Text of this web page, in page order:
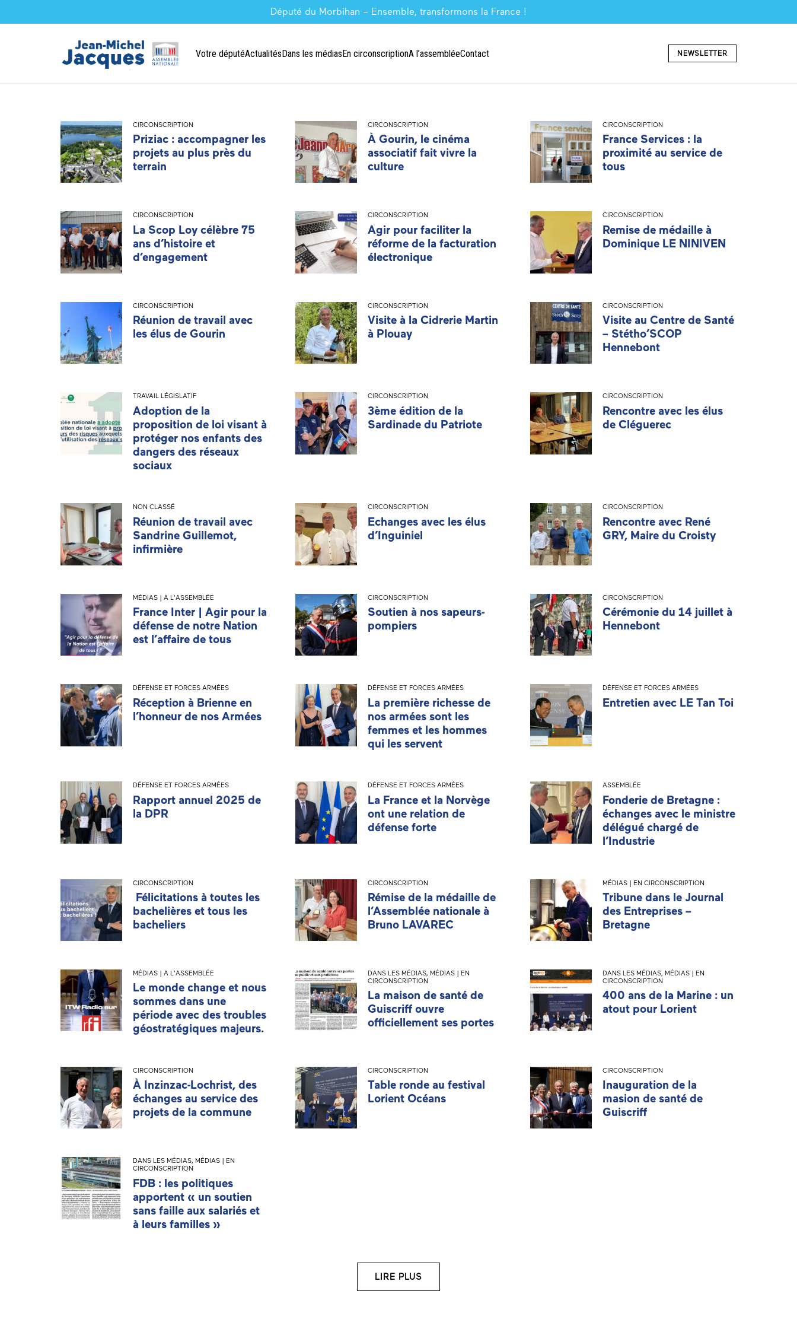
Député du Morbihan – Ensemble, transformons la France !
Votre députéActualitésDans les médiasEn circonscriptionA l’assembléeContact NEWSLETTER
CIRCONSCRIPTION
Priziac : accompagner les
projets au plus près du
terrain
CIRCONSCRIPTION
À Gourin, le cinéma
associatif fait vivre la
culture
CIRCONSCRIPTION
France Services : la
proximité au service de
tous
CIRCONSCRIPTION
La Scop Loy célèbre 75
ans d’histoire et
d’engagement
CIRCONSCRIPTION
Agir pour faciliter la
réforme de la facturation
électronique
CIRCONSCRIPTION
Remise de médaille à
Dominique LE NINIVEN
CIRCONSCRIPTION
Réunion de travail avec
les élus de Gourin
CIRCONSCRIPTION
Visite à la Cidrerie Martin
à Plouay
CIRCONSCRIPTION
Visite au Centre de Santé
– Stétho’SCOP
Hennebont
TRAVAIL LÉGISLATIF
Adoption de la
proposition de loi visant à
protéger nos enfants des
dangers des réseaux
sociaux
CIRCONSCRIPTION
3ème édition de la
Sardinade du Patriote
CIRCONSCRIPTION
Rencontre avec les élus
de Cléguerec
NON CLASSÉ
Réunion de travail avec
Sandrine Guillemot,
infirmière
CIRCONSCRIPTION
Echanges avec les élus
d’Inguiniel
CIRCONSCRIPTION
Rencontre avec René
GRY, Maire du Croisty
MÉDIAS | A L'ASSEMBLÉE
France Inter | Agir pour la
défense de notre Nation
est l’affaire de tous
CIRCONSCRIPTION
Soutien à nos sapeurs-
pompiers
CIRCONSCRIPTION
Cérémonie du 14 juillet à
Hennebont
DÉFENSE ET FORCES ARMÉES
Réception à Brienne en
l’honneur de nos Armées
DÉFENSE ET FORCES ARMÉES
La première richesse de
nos armées sont les
femmes et les hommes
qui les servent
DÉFENSE ET FORCES ARMÉES
Entretien avec LE Tan Toi
DÉFENSE ET FORCES ARMÉES
Rapport annuel 2025 de
la DPR
DÉFENSE ET FORCES ARMÉES
La France et la Norvège
ont une relation de
défense forte
ASSEMBLÉE
Fonderie de Bretagne :
échanges avec le ministre
délégué chargé de
l’Industrie
CIRCONSCRIPTION
Félicitations à toutes les
bachelières et tous les
bacheliers
CIRCONSCRIPTION
Rémise de la médaille de
l’Assemblée nationale à
Bruno LAVAREC
MÉDIAS | EN CIRCONSCRIPTION
Tribune dans le Journal
des Entreprises –
Bretagne
MÉDIAS | A L'ASSEMBLÉE
Le monde change et nous
sommes dans une
période avec des troubles
géostratégiques majeurs.
DANS LES MÉDIAS, MÉDIAS | EN
CIRCONSCRIPTION
La maison de santé de
Guiscriff ouvre
officiellement ses portes
DANS LES MÉDIAS, MÉDIAS | EN
CIRCONSCRIPTION
400 ans de la Marine : un
atout pour Lorient
CIRCONSCRIPTION
À Inzinzac-Lochrist, des
échanges au service des
projets de la commune
CIRCONSCRIPTION
Table ronde au festival
Lorient Océans
CIRCONSCRIPTION
Inauguration de la
masion de santé de
Guiscriff
DANS LES MÉDIAS, MÉDIAS | EN
CIRCONSCRIPTION
FDB : les politiques
apportent « un soutien
sans faille aux salariés et
à leurs familles »
LIRE PLUS